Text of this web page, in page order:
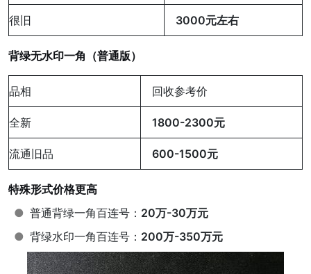
很旧 3000元左右
背绿无水印一角（普通版）
品相 回收参考价
全新 1800-2300元
流通旧品 600-1500元
特殊形式价格更高
● 普通背绿一角百连号： 20万-30万元
● 背绿水印一角百连号： 200万-350万元